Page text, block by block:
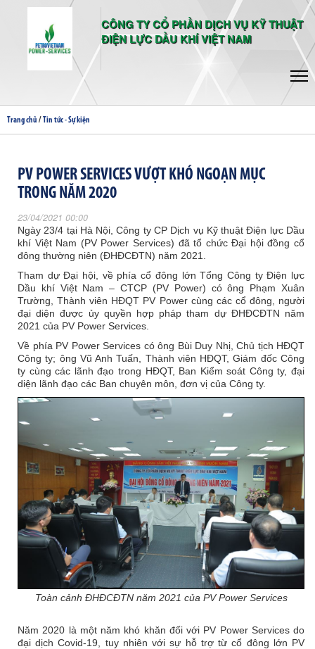
CÔNG TY CỔ PHẦN DỊCH VỤ KỸ THUẬT
ĐIỆN LỰC DẦU KHÍ VIỆT NAM
Trang chủ / Tin tức - Sự kiện
PV POWER SERVICES VƯỢT KHÓ NGOẠN MỤC
TRONG NĂM 2020
23/04/2021 00:00
Ngày 23/4 tại Hà Nội, Công ty CP Dịch vụ Kỹ thuật Điện lực Dầu
khí Việt Nam (PV Power Services) đã tổ chức Đại hội đồng cổ
đông thường niên (ĐHĐCĐTN) năm 2021.
Tham dự Đại hội, về phía cổ đông lớn Tổng Công ty Điện lực
Dầu khí Việt Nam – CTCP (PV Power) có ông Phạm Xuân
Trường, Thành viên HĐQT PV Power cùng các cổ đông, người
đại diện được ủy quyền hợp pháp tham dự ĐHĐCĐTN năm
2021 của PV Power Services.
Về phía PV Power Services có ông Bùi Duy Nhị, Chủ tịch HĐQT
Công ty; ông Vũ Anh Tuấn, Thành viên HĐQT, Giám đốc Công
ty cùng các lãnh đạo trong HĐQT, Ban Kiểm soát Công ty, đại
diện lãnh đạo các Ban chuyên môn, đơn vị của Công ty.
Toàn cảnh ĐHĐCĐTN năm 2021 của PV Power Services
Năm 2020 là một năm khó khăn đối với PV Power Services do
đại dịch Covid-19, tuy nhiên với sự hỗ trợ từ cổ đông lớn PV